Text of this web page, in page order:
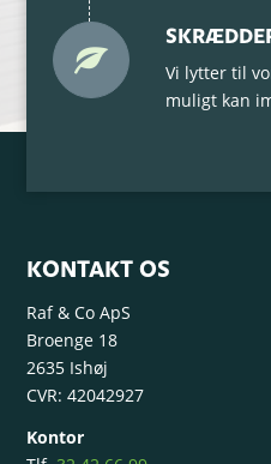
Vi lytter til
muligt kan
KONTAKT OS
Raf & Co ApS
Broenge 18
2635 Ishøj
CVR: 42042927
Kontor